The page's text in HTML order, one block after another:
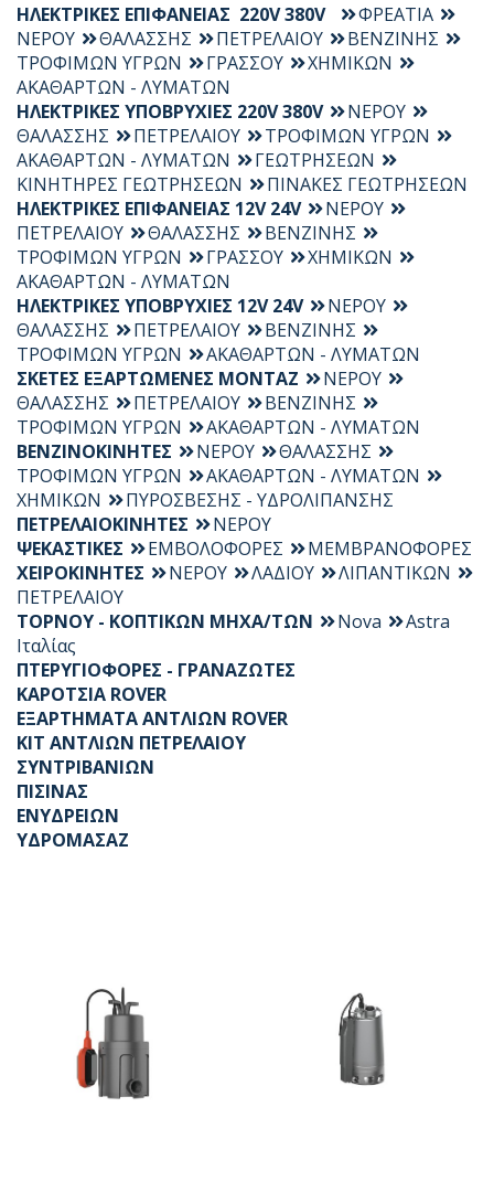
ΗΛΕΚΤΡΙΚΕΣ ΕΠΙΦΑΝΕΙΑΣ 220V 380V
ΦΡΕΑΤΙΑ
ΝΕΡΟΥ
ΘΑΛΑΣΣΗΣ ΠΕΤΡΕΛΑΙΟΥ
ΒΕΝΖΙΝΗΣ
ΤΡΟΦΙΜΩΝ ΥΓΡΩΝ
ΓΡΑΣΣΟΥ
ΧΗΜΙΚΩΝ
ΑΚΑΘΑΡΤΩΝ - ΛΥΜΑΤΩΝ
ΗΛΕΚΤΡΙΚΕΣ ΥΠΟΒΡΥΧΙΕΣ 220V 380V
ΝΕΡΟΥ
ΘΑΛΑΣΣΗΣ
ΠΕΤΡΕΛΑΙΟΥ
ΤΡΟΦΙΜΩΝ ΥΓΡΩΝ
ΑΚΑΘΑΡΤΩΝ - ΛΥΜΑΤΩΝ
ΓΕΩΤΡΗΣΕΩΝ
ΚΙΝΗΤΗΡΕΣ ΓΕΩΤΡΗΣΕΩΝ
ΠΙΝΑΚΕΣ ΓΕΩΤΡΗΣΕΩΝ
ΗΛΕΚΤΡΙΚΕΣ ΕΠΙΦΑΝΕΙΑΣ 12V 24V
ΝΕΡΟΥ
ΠΕΤΡΕΛΑΙΟΥ
ΘΑΛΑΣΣΗΣ
ΒΕΝΖΙΝΗΣ
ΤΡΟΦΙΜΩΝ ΥΓΡΩΝ
ΓΡΑΣΣΟΥ
ΧΗΜΙΚΩΝ
ΑΚΑΘΑΡΤΩΝ - ΛΥΜΑΤΩΝ
ΗΛΕΚΤΡΙΚΕΣ ΥΠΟΒΡΥΧΙΕΣ 12V 24V
ΝΕΡΟΥ
ΘΑΛΑΣΣΗΣ
ΠΕΤΡΕΛΑΙΟΥ
ΒΕΝΖΙΝΗΣ
ΤΡΟΦΙΜΩΝ ΥΓΡΩΝ
ΑΚΑΘΑΡΤΩΝ - ΛΥΜΑΤΩΝ
ΣΚΕΤΕΣ ΕΞΑΡΤΩΜΕΝΕΣ ΜΟΝΤΑΖ
ΝΕΡΟΥ
ΘΑΛΑΣΣΗΣ
ΠΕΤΡΕΛΑΙΟΥ
ΒΕΝΖΙΝΗΣ
ΤΡΟΦΙΜΩΝ ΥΓΡΩΝ
ΑΚΑΘΑΡΤΩΝ - ΛΥΜΑΤΩΝ
ΒΕΝΖΙΝΟΚΙΝΗΤΕΣ
ΝΕΡΟΥ
ΘΑΛΑΣΣΗΣ
ΤΡΟΦΙΜΩΝ ΥΓΡΩΝ
ΑΚΑΘΑΡΤΩΝ - ΛΥΜΑΤΩΝ
ΧΗΜΙΚΩΝ
ΠΥΡΟΣΒΕΣΗΣ - ΥΔΡΟΛΙΠΑΝΣΗΣ
ΠΕΤΡΕΛΑΙΟΚΙΝΗΤΕΣ
ΝΕΡΟΥ
ΨΕΚΑΣΤΙΚΕΣ
ΕΜΒΟΛΟΦΟΡΕΣ
ΜΕΜΒΡΑΝΟΦΟΡΕΣ
ΧΕΙΡΟΚΙΝΗΤΕΣ
ΝΕΡΟΥ ΛΑΔΙΟΥ
ΛΙΠΑΝΤΙΚΩΝ
ΠΕΤΡΕΛΑΙΟΥ
ΤΟΡΝΟΥ - ΚΟΠΤΙΚΩΝ ΜΗΧΑ/ΤΩΝ
Nova
Astra
Ιταλίας
ΠΤΕΡΥΓΙΟΦΟΡΕΣ - ΓΡΑΝΑΖΩΤΕΣ
ΚΑΡΟΤΣΙΑ ROVER
ΕΞΑΡΤΗΜΑΤΑ ΑΝΤΛΙΩΝ ROVER
KIT ΑΝΤΛΙΩΝ ΠΕΤΡΕΛΑΙΟΥ
ΣΥΝΤΡΙΒΑΝΙΩΝ
ΠΙΣΙΝΑΣ
ΕΝΥΔΡΕΙΩΝ
ΥΔΡΟΜΑΣΑΖ